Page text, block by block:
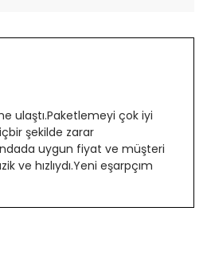
ulaştı.Paketlemeyi çok iyi
şekilde zarar
uygun fiyat ve müşteri
ve hızlıydı.Yeni eşarpçım